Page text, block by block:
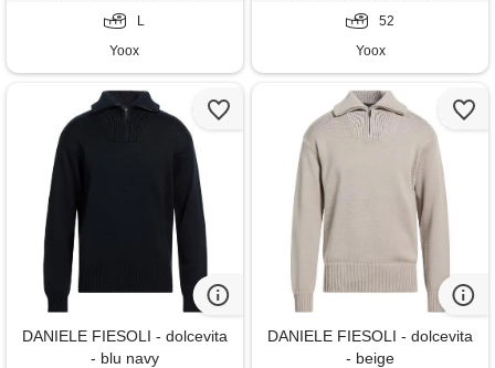
L
Yoox
52
Yoox
DANIELE FIESOLI - dolcevita
- blu navy
DANIELE FIESOLI - dolcevita
- beige